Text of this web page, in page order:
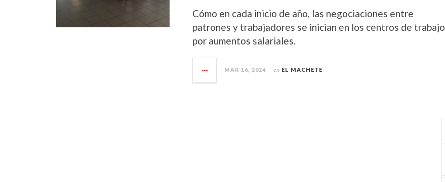
Cómo en cada inicio de año, las negociaciones entre
patrones y trabajadores se inician en los centros de trabajo
por aumentos salariales.
MAR 16, 2024 en EL MACHETE